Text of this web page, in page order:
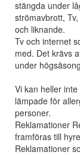
stängda under
strömavbrott,
och liknande.
Tv och internet
med. Det krävs
under
Vi kan heller
lämpade för
personer.
Reklamationer
framföras till
Reklamationer